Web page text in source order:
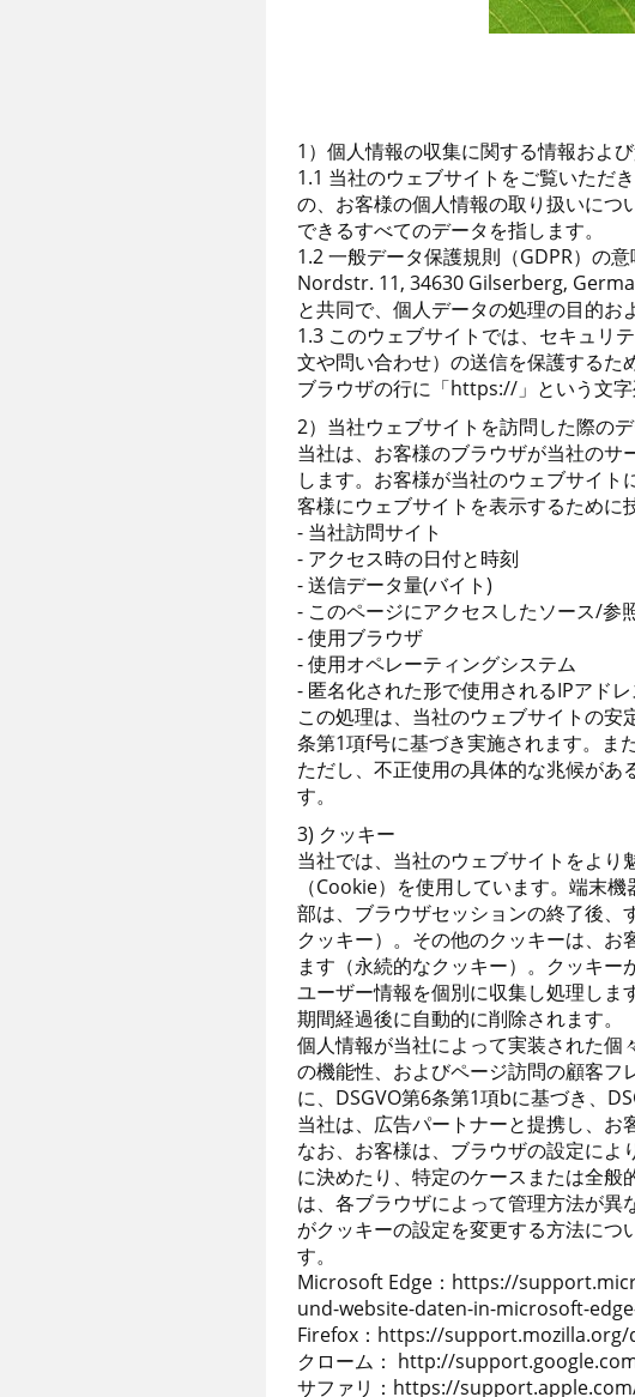
1）個人情報の収集に関する情報およ
1.1 当社のウェブサイトをご覧いただ
の、お客様の個人情報の取り扱いに
できるすべてのデータを指します。
1.2 一般データ保護規則（GDPR）の
Nordstr. 11, 34630 Gilserberg,
と共同で、個人データの処理の目的お
1.3 このウェブサイトでは、セキュリ
文や問い合わせ）の送信を保護するた
ブラウザの行に「https://」という文字
2）当社ウェブサイトを訪問した際の
当社は、お客様のブラウザが当社の
します。お客様が当社のウェブサイ
客様にウェブサイトを表示するために
- 当社訪問サイト
- アクセス時の日付と時刻
- 送信データ量(バイト)
- このページにアクセスしたソース/参
- 使用ブラウザ
- 使用オペレーティングシステム
- 匿名化された形で使用されるIPアドレ
この処理は、当社のウェブサイトの
条第1項f号に基づき実施されます。ま
ただし、不正使用の具体的な兆候があ
す。
3) クッキー
当社では、当社のウェブサイトをよ
（Cookie）を使用しています。端末
部は、ブラウザセッションの終了後、
クッキー）。その他のクッキーは、
ます（永続的なクッキー）。クッキ
ユーザー情報を個別に収集し処理しま
期間経過後に自動的に削除されます。
個人情報が当社によって実装された個
の機能性、およびページ訪問の顧客フ
に、DSGVO第6条第1項bに基づき、
当社は、広告パートナーと提携し、お
なお、お客様は、ブラウザの設定に
に決めたり、特定のケースまたは全
は、各ブラウザによって管理方法が
がクッキーの設定を変更する方法につ
す。
Microsoft Edge：https://
und-website-daten-in-microsoft-
Firefox：https://
クローム： http://
サファリ：https://